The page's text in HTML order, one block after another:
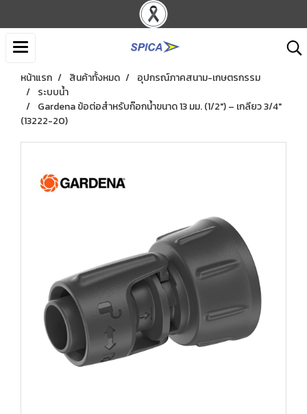
หน้าแรก สินค้าทั้งหมด
อุปกรณ์ภาคสนาม-เกษตรกรรม
ระบบน้ำ
Gardena ข้อต่อสำหรับก๊อกน้ำขนาด 13 มม. (1/2") – เกลียว 3/4"
(13222-20)